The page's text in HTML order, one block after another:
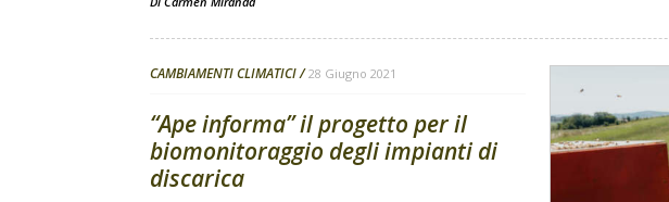
CAMBIAMENTI CLIMATICI 28 Giugno 2021
“Ape informa” il progetto per il
biomonitoraggio degli impianti di
discarica